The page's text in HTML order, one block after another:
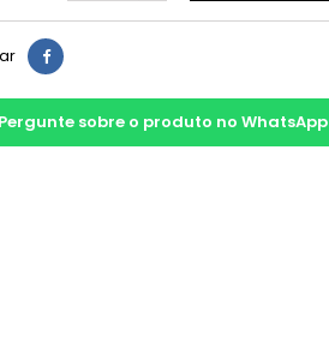
Pergunte sobre o produto no WhatsApp